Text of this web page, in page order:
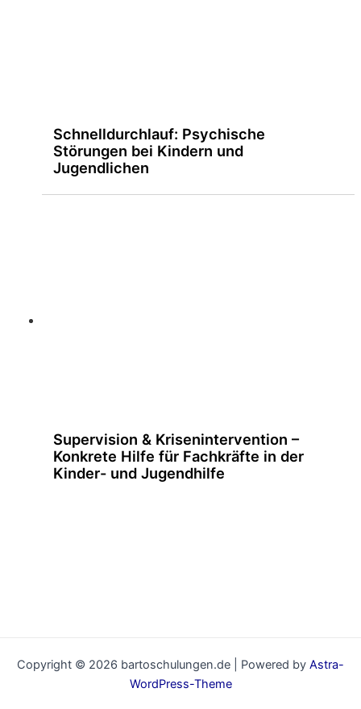
Schnelldurchlauf: Psychische
Störungen bei Kindern und
Jugendlichen
Supervision & Krisenintervention –
Konkrete Hilfe für Fachkräfte in der
Kinder- und Jugendhilfe
Copyright © 2026 bartoschulungen.de | Powered by Astra-
WordPress-Theme